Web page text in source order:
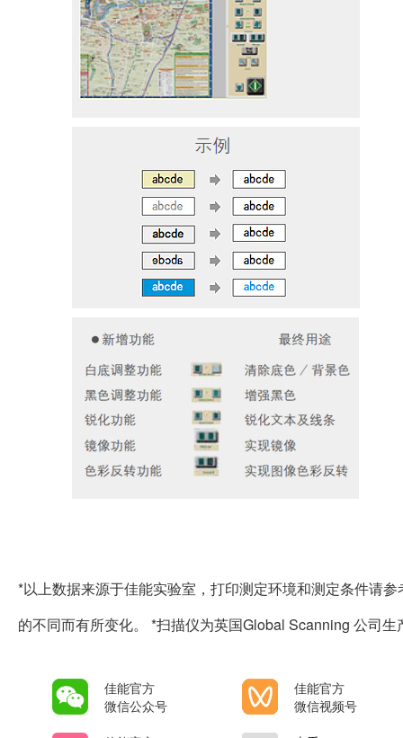
*以上数据来源于佳能实验室，打印测定环境和测定条件请
的不同而有所变化。 *扫描仪为英国Global Scanning 公司生
佳能官方
微信公众号
佳能官方
微信视频号